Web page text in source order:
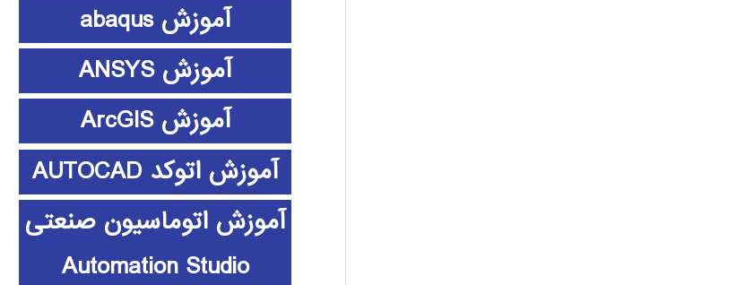
آموزش abaqus
آموزش ANSYS
آموزش ArcGIS
آموزش اتوکد AUTOCAD
آموزش اتوماسیون صنعتی
Automation Studio